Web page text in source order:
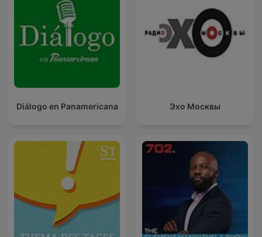
Diálogo en Panamericana Эхо Москвы